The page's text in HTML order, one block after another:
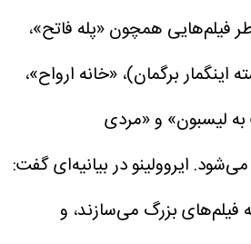
همچون «پله فاتح»،
برگمان)، «خانه ارواح»،
به لیسبون» و «مردی
ایروولینو در بیانیه‌ای گفت:
فیلم‌های بزرگ می‌سازند، و